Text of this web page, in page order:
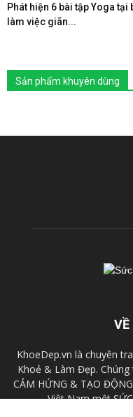
Phát hiện 6 bài tập Yoga tại
làm việc giãn...
Sản phẩm khuyên dùng
VỀ
KhoeDep.vn là chuyên
Khoẻ & Làm Đẹp.
CẢM HỨNG & TẠO
Việt Nam một